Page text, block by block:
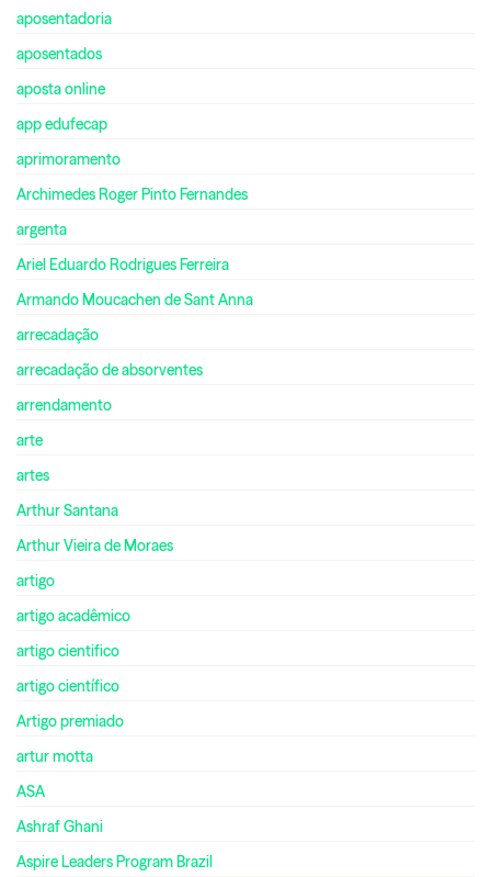
aposentadoria
aposentados
aposta online
app edufecap
aprimoramento
Archimedes Roger Pinto Fernandes
argenta
Ariel Eduardo Rodrigues Ferreira
Armando Moucachen de Sant Anna
arrecadação
arrecadação de absorventes
arrendamento
arte
artes
Arthur Santana
Arthur Vieira de Moraes
artigo
artigo acadêmico
artigo cientifico
artigo científico
Artigo premiado
artur motta
ASA
Ashraf Ghani
Aspire Leaders Program Brazil